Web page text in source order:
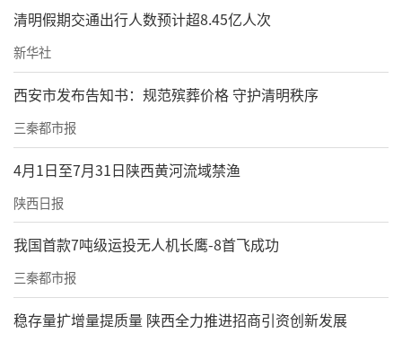
清明假期交通出行人数预计超8.45亿人次
新华社
西安市发布告知书：规范殡葬价格 守护清明秩序
三秦都市报
4月1日至7月31日陕西黄河流域禁渔
陕西日报
我国首款7吨级运投无人机长鹰-8首飞成功
三秦都市报
稳存量扩增量提质量 陕西全力推进招商引资创新发展